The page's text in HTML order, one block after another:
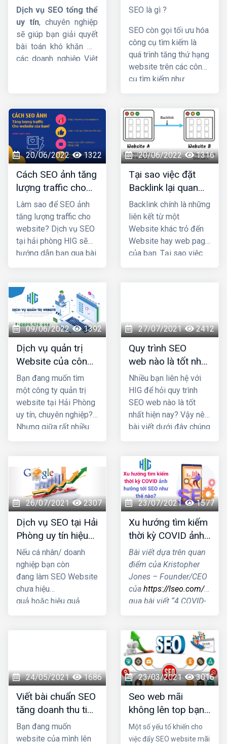
nghiệp và hiệu quả
Dịch vụ SEO tổng thể
uy tín, chuyên nghiệp
sẽ giúp bạn giải quyết
bài toán khó khăn mà
các doanh nghiệp Việt
dưới đây củaHIGnhé !
BẠN NÊN BIẾT
SEO là gì ?
SEO còn gọi tối ưu hóa
công cụ tìm kiếm là
quá trình tăng thứ hạng
website trên các công
cụ tìm kiếm như
thương hiệu tới khách
hàng. SEO có 3 phần:
chiến lược, chiến thuật
và copywriting. Khi
đảm bảo 3 yếu tố đó
thì chiến lược
marketing của bạn sẽ
thành công và giúp bạn
tăng doanh thu - lợi
nhuận đáng kể.
20/06/2022 1322
Cách SEO ảnh tăng
lượng traffic cho
website của bạn?
Làm sao để SEO ảnh
tăng lượng traffic cho
website? Dịch vụ SEO
tại hải phòng HIG sẽ
hướng dẫn bạn qua bài
20/06/2022 1316
Tại sao việc đặt
Backlink lại quan
trọng trong Seo ?
Backlink chính là những
liên kết từ một
Website khác trỏ đến
Website hay web page
của bạn. Tại sao việc
09/06/2022
1392
Dịch vụ quản trị
Website của công
ty nào uy tín và
chuyên nghiệp nhất
Hải Phòng?
Bạn đang muốn tìm
một công ty quản trị
website tại Hải Phòng
uy tín, chuyên nghiệp?
Nhưng giữa rất nhiều
vàng" Cùng chúng tôi
đi khám phá qua bài
viết này nhé!
27/07/2021 2412
Quy trình SEO
web nào là tốt nhất
hiện nay?
Nhiều bạn liên hệ với
HIG để hỏi quy trình
SEO web nào là tốt
nhất hiện nay? Vậy nên
bài viết dưới đây chúng
lời được câu hỏi đó
nhé!
26/07/2021 2307
Dịch vụ SEO tại Hải
Phòng uy tín hiệu
quả nhất 2021
Nếu cá nhân/ doanh
nghiệp bạn còn
đang làm SEO Website
chưa hiệu
quả hoặc hiệu quả
cao nhất cho doanh
nghiệp bạn.
23/07/2021 1577
Xu hướng tìm kiếm
thời kỳ COVID ảnh
hưởng tới SEO như
thế nào?
Bài viết dựa trên quan
điểm của Kristopher
Jones – Founder/CEO
củahttps://lseo.com/thông
qua bài viết “4 COVID-
SEO”- Xu hướng tìm
kiếm thời kỳ COVID
ảnh hưởng tới SEO
như thế nào?
24/05/2021 1686
Viết bài chuẩn SEO
tăng doanh thu tiết
kiệm chi phí quảng
cáo
Bạn đang muốn
website của mình lên
23/03/2021 3016
Seo web mãi
không lên top bạn
có biết lý do là gì
không?
Một số yếu tố khiến cho
việc đẩy SEO website mãi